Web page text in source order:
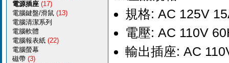
電源插座 (17)
電腦鍵盤/滑鼠 (13)
電腦清潔系列
電腦軟體
電腦報表紙 (22)
電腦螢幕
磁帶 (3)
規格: AC 125V
電壓: AC 110V
輸出插座: AC